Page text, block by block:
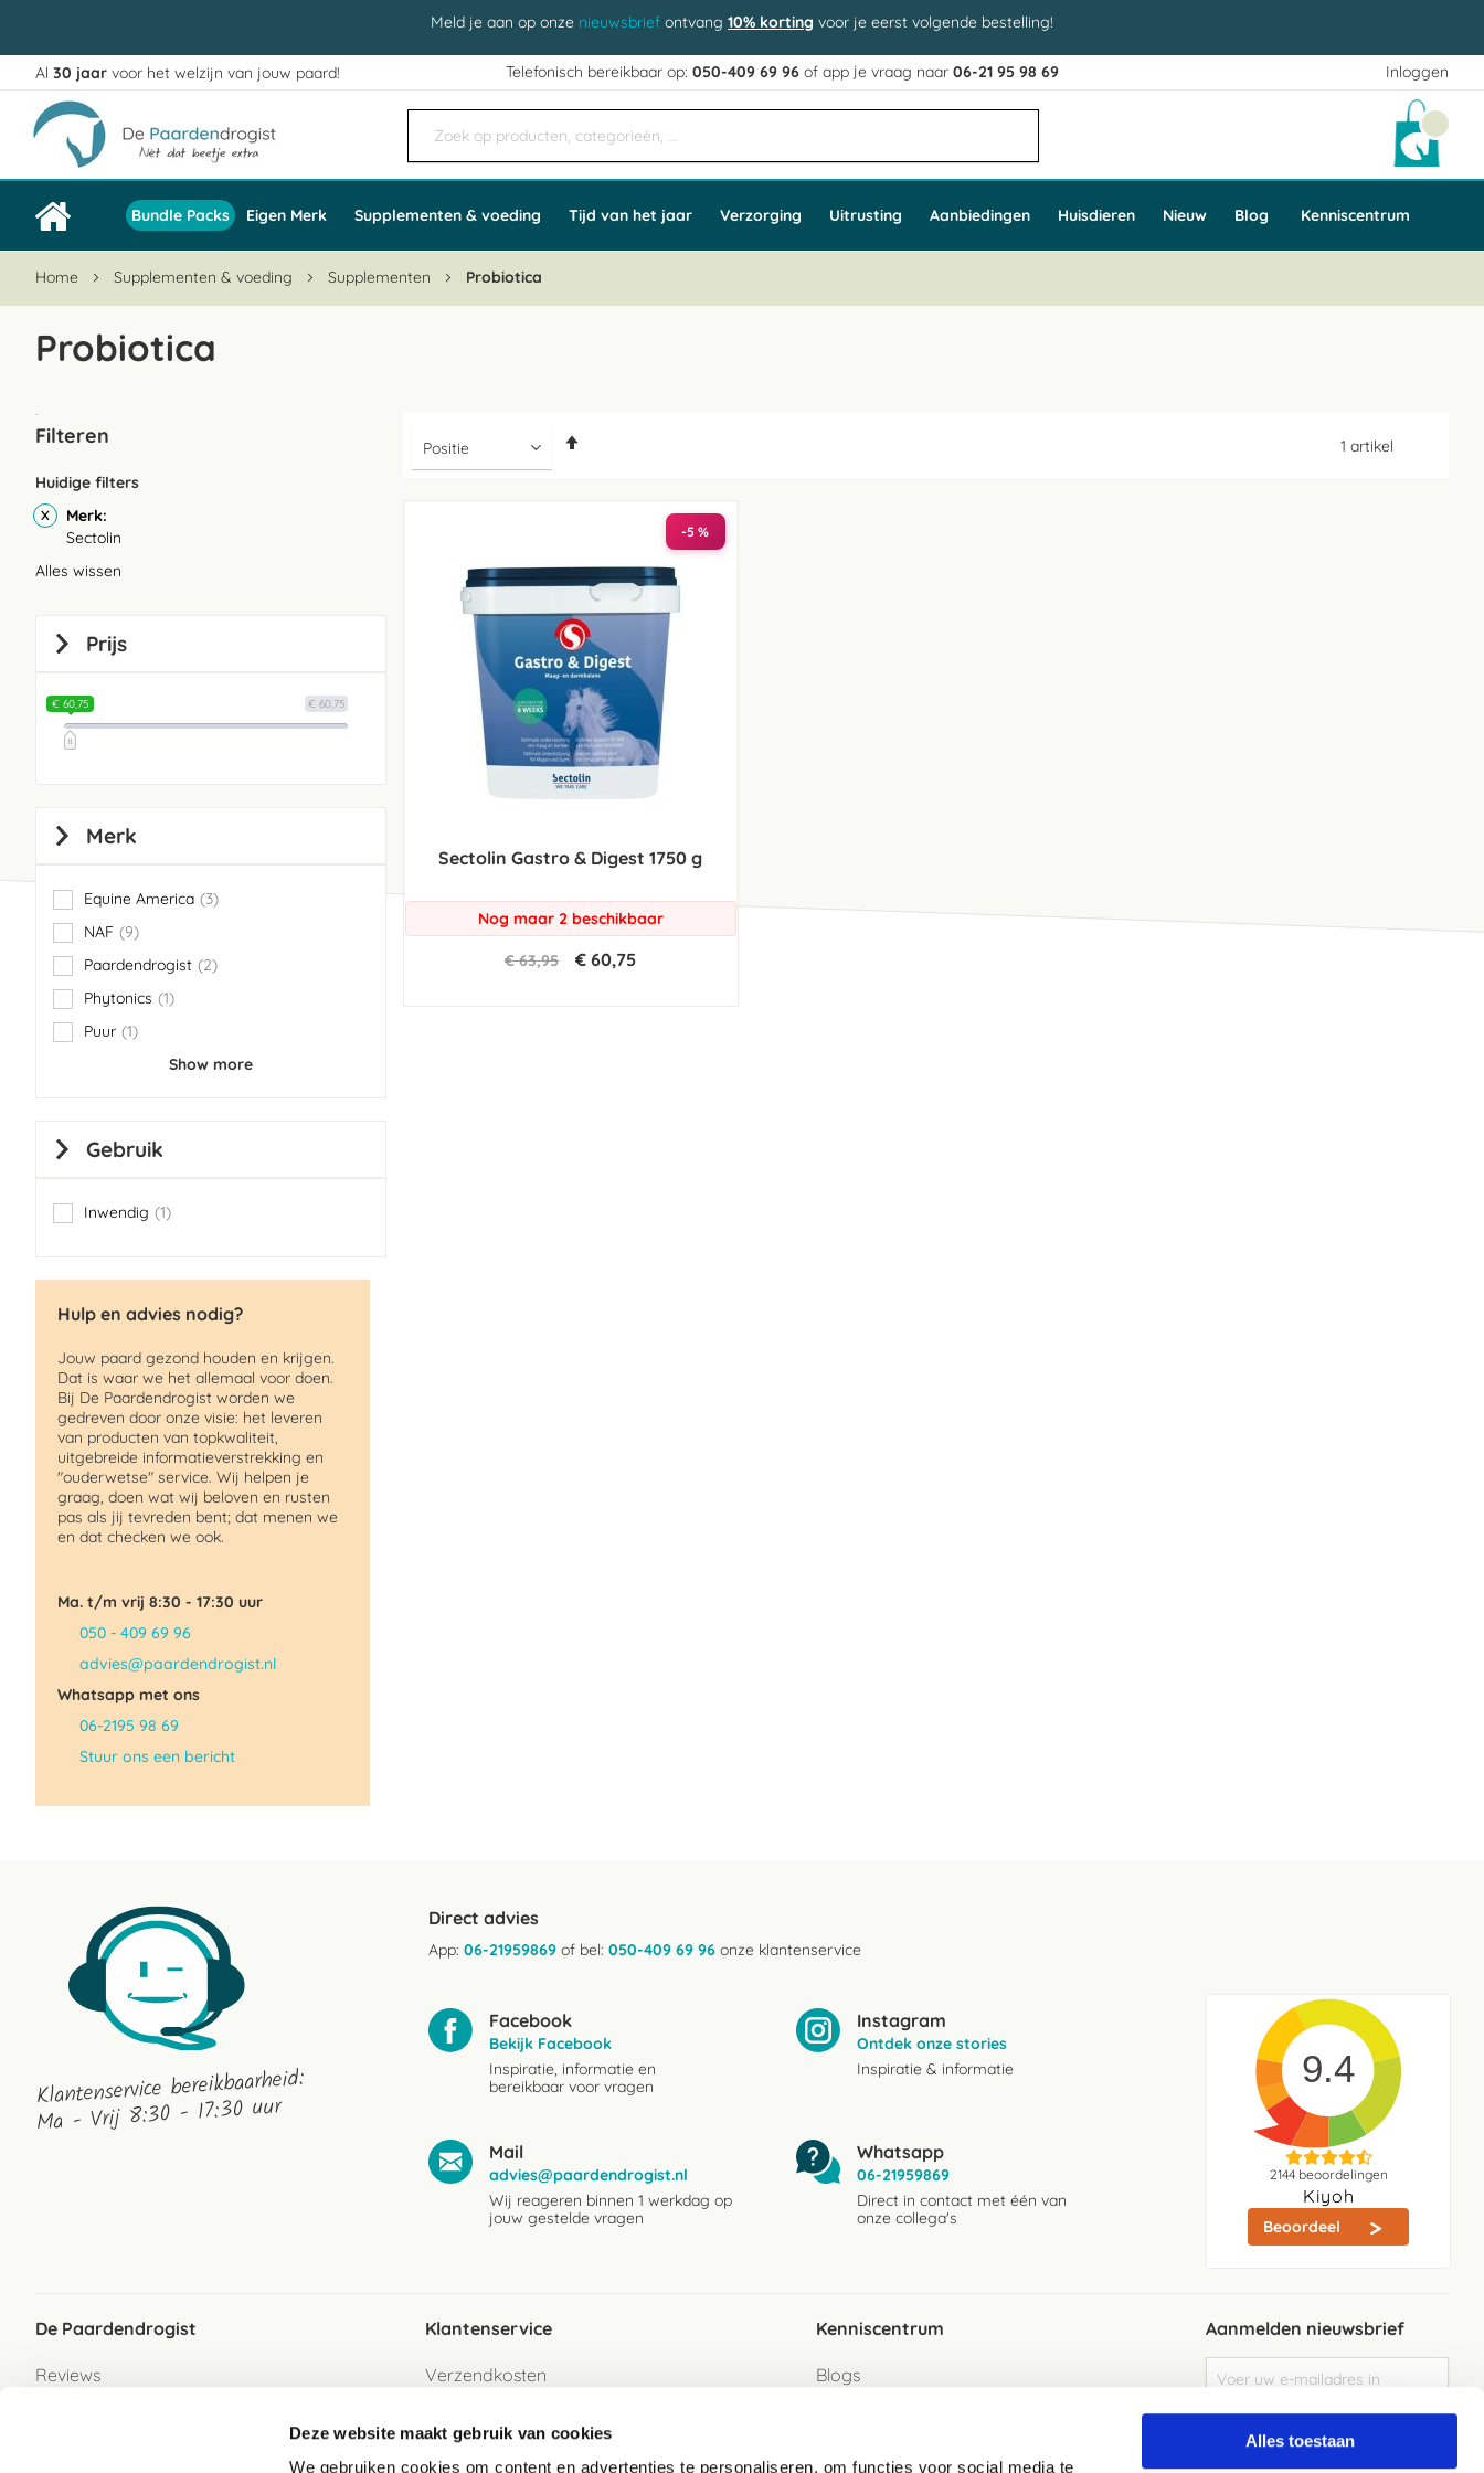
Deze website maakt gebruik van cookies
We gebruiken cookies om content en advertenties te personaliseren, om functies voor social media te
Alles toestaan
Meld je aan op onze nieuwsbrief ontvang 10% korting voor je eerst volgende bestelling!
Inloggen
Ga
naar
de
inhoud
Al 30 jaar voor het welzijn van jouw paard! Telefonisch bereikbaar op:050-409 69 96 of app je vraag naar06-21 95 98 69
Bundle Packs Eigen Merk Supplementen & voeding Tijd van het jaar Verzorging Uitrusting Aanbiedingen Huisdieren Nieuw Blog Kenniscentrum
Home Supplementen & voeding Supplementen Probiotica
Probiotica
1 artikel
-5 %
Sectolin Gastro & Digest 1750 g
Nog maar 2 beschikbaar
€ 63,95 € 60,75
Filteren
Huidige filters
Merk
Sectolin
Alles wissen
Prijs
€ 60,75
€ 60,75
Merk
Equine America 3
items
NAF
9
items
Paardendrogist
2
items
Phytonics
1
item
Puur 1
item
Show more
Gebruik
Inwendig 1
item
Hulp en advies nodig?
Jouw paard gezond houden en krijgen.
Dat is waar we het allemaal voor doen.
Bij De Paardendrogist worden we
gedreven door onze visie: het leveren
van producten van topkwaliteit,
uitgebreide informatieverstrekking en
"ouderwetse" service. Wij helpen je
graag, doen wat wij beloven en rusten
pas als jij tevreden bent; dat menen we
en dat checken we ook.
Ma. t/m vrij 8:30 - 17:30 uur
050 - 409 69 96
advies@paardendrogist.nl
Whatsapp met ons
06-2195 98 69
Stuur ons een bericht
Klantenservice bereikbaarheid:
Ma - Vrij 8:30 - 17:30 uur
Direct advies
App: 06-21959869 of bel: 050-409 69 96 onze klantenservice
Facebook
Bekijk Facebook
Inspiratie, informatie en
bereikbaar voor vragen
Instagram
Ontdek onze stories
Inspiratie & informatie
Mail
advies@paardendrogist.nl
Wij reageren binnen 1 werkdag op
jouw gestelde vragen
Whatsapp
06-21959869
Direct in contact met één van
onze collega's
9.4
2144beoordelingen
Kiyoh
Beoordeel
De Paardendrogist
Reviews
Klantenservice
Verzendkosten
Betaalwijzen
Kenniscentrum
Blogs
Aanmelden nieuwsbrief
u
op